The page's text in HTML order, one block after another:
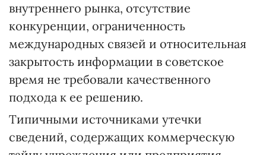
внутреннего рынка, отсутствие
конкуренции, ограниченность
международных связей и относительная
закрытость информации в советское
время не требовали качественного
подхода к ее решению.
Типичными источниками утечки
сведений, содержащих коммерческую